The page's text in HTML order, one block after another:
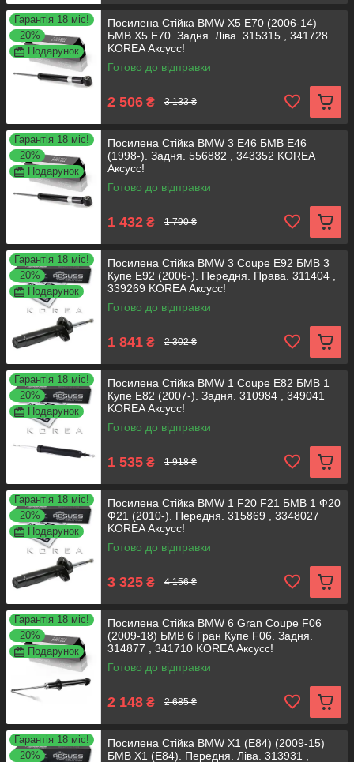
Гарантія 18 міс!
–20%
Подарунок
Посилена Стійка BMW X5 E70 (2006-14)
БМВ X5 E70. Задня. Ліва. 315315 , 341728
KOREA Аксусс!
Готово до відправки
2 506 ₴ 3 133 ₴
Гарантія 18 міс!
–20%
Подарунок
Посилена Стійка BMW 3 E46 БМВ Е46
(1998-). Задня. 556882 , 343352 KOREA
Аксусс!
Готово до відправки
1 432 ₴ 1 790 ₴
Гарантія 18 міс!
–20%
Подарунок
Посилена Стійка BMW 3 Coupe E92 БМВ 3
Купе E92 (2006-). Передня. Права. 311404 ,
339269 KOREA Аксусс!
Готово до відправки
1 841 ₴ 2 302 ₴
Гарантія 18 міс!
–20%
Подарунок
Посилена Стійка BMW 1 Coupe E82 БМВ 1
Купе E82 (2007-). Задня. 310984 , 349041
KOREA Аксусс!
Готово до відправки
1 535 ₴ 1 918 ₴
Гарантія 18 міс!
–20%
Подарунок
Посилена Стійка BMW 1 F20 F21 БМВ 1 Ф20
Ф21 (2010-). Передня. 315869 , 3348027
KOREA Аксусс!
Готово до відправки
3 325 ₴ 4 156 ₴
Гарантія 18 міс!
–20%
Подарунок
Посилена Стійка BMW 6 Gran Coupe F06
(2009-18) БМВ 6 Гран Купе F06. Задня.
314877 , 341710 KOREA Аксусс!
Готово до відправки
2 148 ₴ 2 685 ₴
Гарантія 18 міс!
–20%
Посилена Стійка BMW X1 (E84) (2009-15)
БМВ Х1 (E84). Передня. Ліва. 313931 ,